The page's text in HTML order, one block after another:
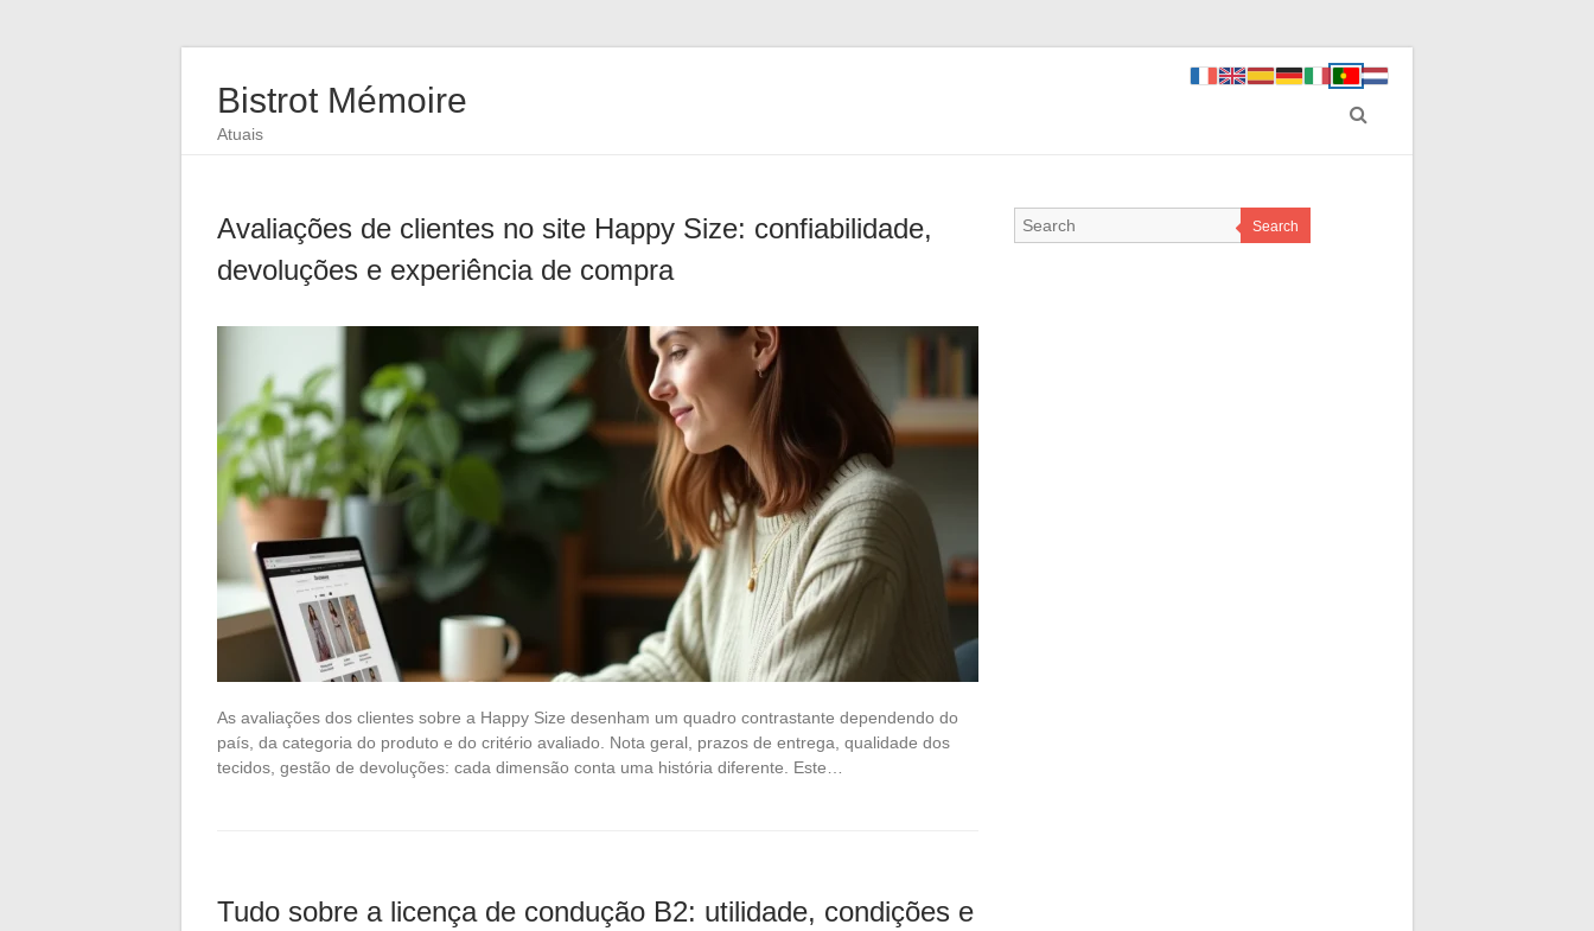
Bistrot Mémoire
Atuais
Avaliações de clientes no site Happy Size: confiabilidade,
devoluções e experiência de compra
As avaliações dos clientes sobre a Happy Size desenham um quadro contrastante dependendo do
país, da categoria do produto e do critério avaliado. Nota geral, prazos de entrega, qualidade dos
tecidos, gestão de devoluções: cada dimensão conta uma história diferente. Este…
Tudo sobre a licença de condução B2: utilidade, condições e
Search